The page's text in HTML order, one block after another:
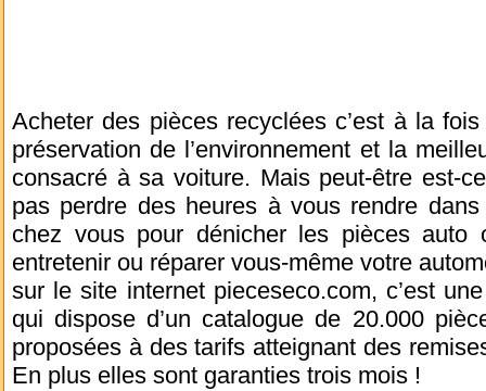
Acheter des pièces recyclées c’est à la
préservation de l’environnement et la
consacré à sa voiture. Mais peut-être est-
pas perdre des heures à vous rendre
chez vous pour dénicher les pièces auto
entretenir ou réparer vous-même votre
sur le site internet pieceseco.com, c’est
qui dispose d’un catalogue de 20.000
proposées à des tarifs atteignant des
En plus elles sont garanties trois mois !